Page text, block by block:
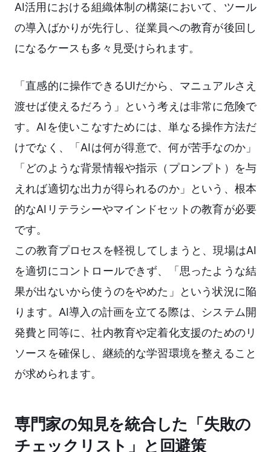
AI活用における組織体制の構築において、ツール
の導入ばかりが先行し、従業員への教育が後回し
になるケースも多々見受けられます。
「直感的に操作できるUIだから、マニュアルさえ
渡せば使えるだろう」という考えは非常に危険で
す。AIを使いこなすためには、単なる操作方法だ
けでなく、「AIは何が得意で、何が苦手なのか」
「どのような背景情報や指示（プロンプト）を与
えれば適切な出力が得られるのか」という、根本
的なAIリテラシーやマインドセットの教育が必要
です。
この教育プロセスを軽視してしまうと、現場はAI
を適切にコントロールできず、「思ったような結
果が出ないから使うのをやめた」という状況に陥
ります。AI導入の計画を立てる際は、システム開
発費と同等に、社内教育や定着化支援のためのリ
ソースを確保し、継続的な学習環境を整えること
が求められます。
専門家の知見を統合した「失敗の
チェックリスト」と回避策